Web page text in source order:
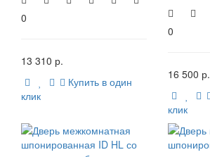
0
13 310 р.
Купить в один
клик
0
16 500 р.
клик